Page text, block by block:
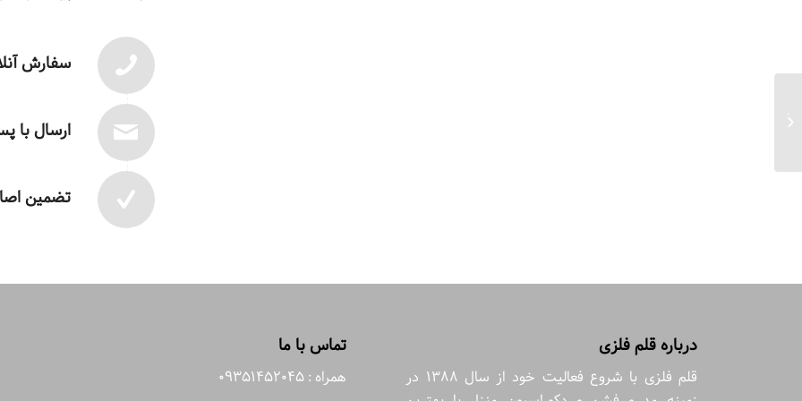
سفارش
ارسال با
تضمین
درباره قلم فلزی
قلم فلزی با شروع فعالیت خود از سال 1388 در
تماس با ما
همراه : 09351452045